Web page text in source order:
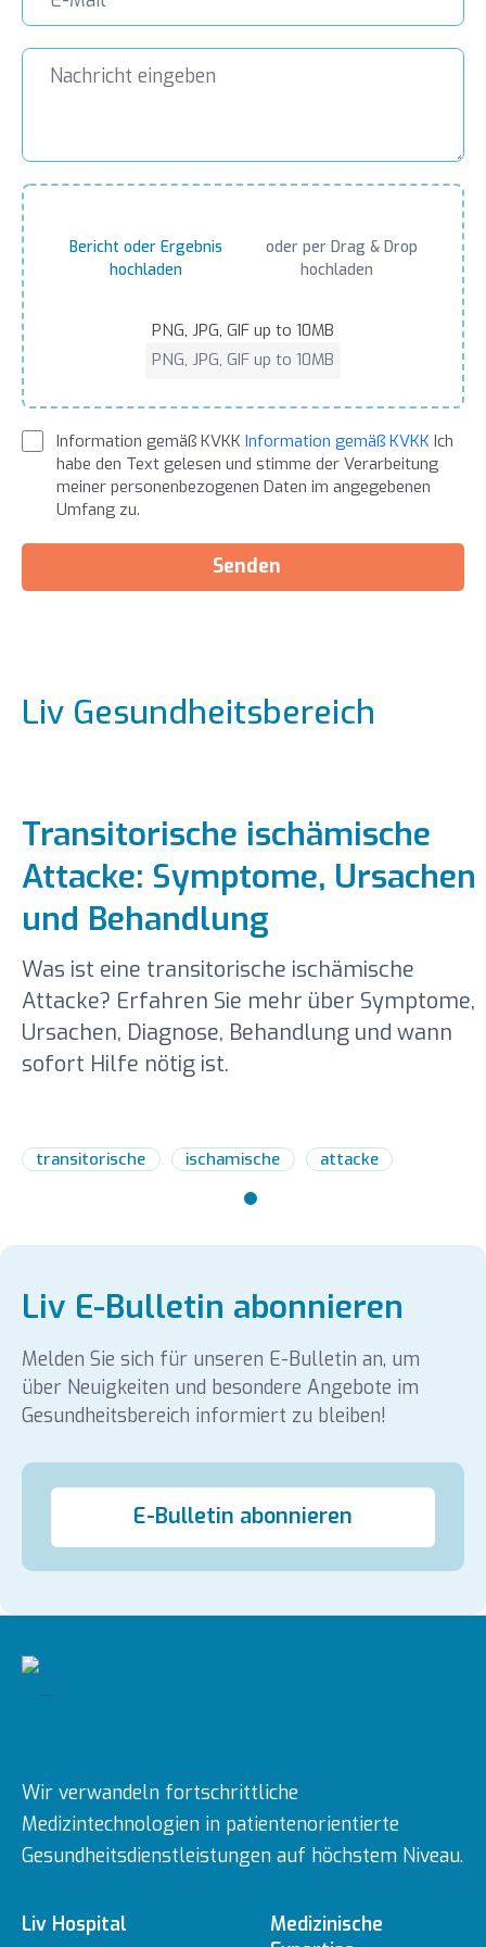
Bericht oder Ergebnis
hochladen
oder per Drag & Drop
hochladen
PNG, JPG, GIF up to 10MB
PNG, JPG, GIF up to 10MB
Information gemäß KVKK Information gemäß KVKK Ich
habe den Text gelesen und stimme der Verarbeitung
meiner personenbezogenen Daten im angegebenen
Umfang zu.
Senden
Liv Gesundheitsbereich
Transitorische ischämische
Attacke: Symptome, Ursachen
und Behandlung
Was ist eine transitorische ischämische
Attacke? Erfahren Sie mehr über Symptome,
Ursachen, Diagnose, Behandlung und wann
sofort Hilfe nötig ist.
transitorische ischamische attacke
Liv E-Bulletin abonnieren
Melden Sie sich für unseren E-Bulletin an, um
über Neuigkeiten und besondere Angebote im
Gesundheitsbereich informiert zu bleiben!
E-Bulletin abonnieren
Wir verwandeln fortschrittliche
Medizintechnologien in patientenorientierte
Gesundheitsdienstleistungen auf höchstem Niveau.
Liv Hospital
Medizinische